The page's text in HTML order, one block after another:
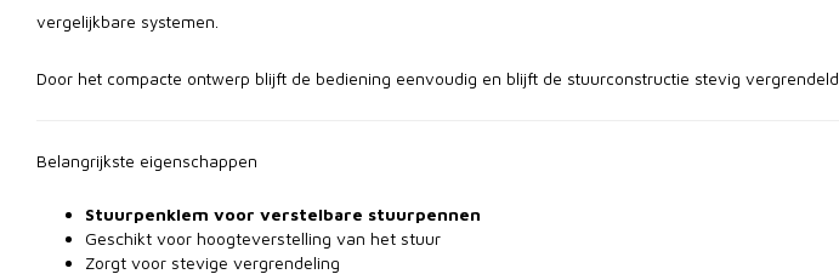
vergelijkbare systemen.
Door het compacte ontwerp blijft de bediening eenvoudig en blijft de stuurconstructie stevig vergrendeld.
Belangrijkste eigenschappen
Stuurpenklem voor verstelbare stuurpennen
Geschikt voor hoogteverstelling van het stuur
Zorgt voor stevige vergrendeling